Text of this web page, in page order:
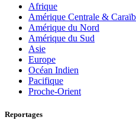
Afrique
Amérique Centrale &
Amérique du Nord
Amérique du Sud
Asie
Europe
Océan Indien
Pacifique
Proche-Orient
Reportages